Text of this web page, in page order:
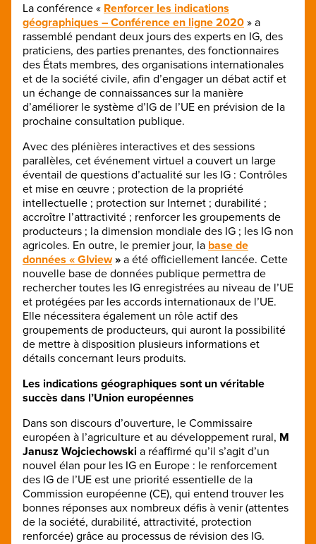
La conférence « Renforcer les indications
géographiques – Conférence en ligne 2020 » a
rassemblé pendant deux jours des experts en IG, des
praticiens, des parties prenantes, des fonctionnaires
des États membres, des organisations internationales
et de la société civile, afin d’engager un débat actif et
un échange de connaissances sur la manière
d’améliorer le système d’IG de l’UE en prévision de la
prochaine consultation publique.
Avec des plénières interactives et des sessions
parallèles, cet événement virtuel a couvert un large
éventail de questions d’actualité sur les IG : Contrôles
et mise en œuvre ; protection de la propriété
intellectuelle ; protection sur Internet ; durabilité ;
accroître l’attractivité ; renforcer les groupements de
producteurs ; la dimension mondiale des IG ; les IG non
agricoles. En outre, le premier jour, la base de
données « GIview» a été officiellement lancée. Cette
nouvelle base de données publique permettra de
rechercher toutes les IG enregistrées au niveau de l’UE
et protégées par les accords internationaux de l’UE.
Elle nécessitera également un rôle actif des
groupements de producteurs, qui auront la possibilité
de mettre à disposition plusieurs informations et
détails concernant leurs produits.
Les indications géographiques sont un véritable
succès dans l’Union européennes
Dans son discours d’ouverture, le Commissaire
européen à l’agriculture et au développement rural, M
Janusz Wojciechowski a réaffirmé qu’il s’agit d’un
nouvel élan pour les IG en Europe : le renforcement
des IG de l’UE est une priorité essentielle de la
Commission européenne (CE), qui entend trouver les
bonnes réponses aux nombreux défis à venir (attentes
de la société, durabilité, attractivité, protection
renforcée) grâce au processus de révision des IG.